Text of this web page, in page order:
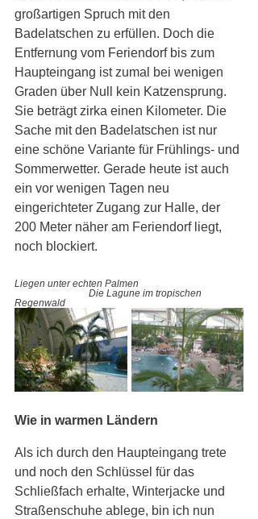
großartigen Spruch mit den
Badelatschen zu erfüllen. Doch die
Entfernung vom Feriendorf bis zum
Haupteingang ist zumal bei wenigen
Graden über Null kein Katzensprung.
Sie beträgt zirka einen Kilometer. Die
Sache mit den Badelatschen ist nur
eine schöne Variante für Frühlings- und
Sommerwetter. Gerade heute ist auch
ein vor wenigen Tagen neu
eingerichteter Zugang zur Halle, der
200 Meter näher am Feriendorf liegt,
noch blockiert.
Liegen unter echten Palmen
Die Lagune im tropischen
Regenwald
Wie in warmen Ländern
Als ich durch den Haupteingang trete
und noch den Schlüssel für das
Schließfach erhalte, Winterjacke und
Straßenschuhe ablege, bin ich nun